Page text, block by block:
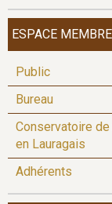
ESPACE
Public
Bureau
Conservatoire
en Lauragais
Adhérents